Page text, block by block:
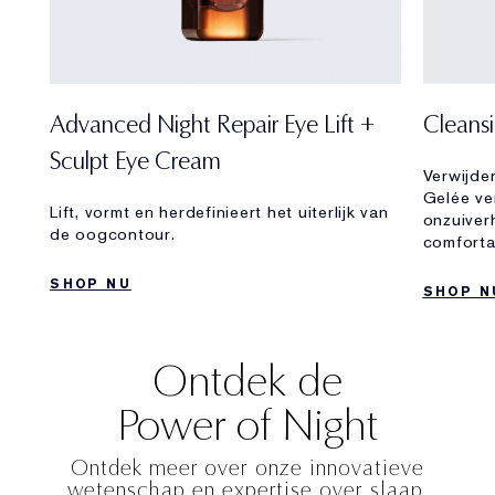
Advanced Night Repair Eye Lift +
Sculpt Eye Cream
Lift, vormt en herdefinieert het uiterlijk van
de oogcontour.
SHOP NU
Gelée
SHOP
Ontdek de
Power of Night
Ontdek meer over onze innovatieve
wetenschap en expertise over slaap.